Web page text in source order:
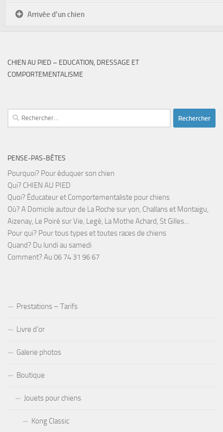
Arrivée d’un chien
CHIEN AU PIED – EDUCATION, DRESSAGE ET
COMPORTEMENTALISME
Rechercher :
PENSE-PAS-BÊTES
Pourquoi? Pour éduquer son chien
Qui? CHIEN AU PIED
Quoi? Éducateur et Comportementaliste pour chiens
Où? A Domicile autour de La Roche sur yon, Challans et Montaigu,
Aizenay, Le Poiré sur Vie, Legé, La Mothe Achard, St Gilles...
Pour qui? Pour tous types et toutes races de chiens
Quand? Du lundi au samedi
Comment? Au 06 74 31 96 67
Prestations – Tarifs
Livre d’or
Galerie photos
Boutique
Jouets pour chiens
Kong Classic